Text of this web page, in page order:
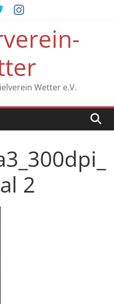
Wetter e.V.
2